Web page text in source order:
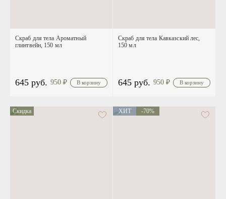
Скраб для тела Ароматный
глинтвейн, 150 мл
645 руб. 950 ₽
Скраб для тела Кавказский лес,
150 мл
645 руб. 950 ₽
Скидка ХИТ -70%